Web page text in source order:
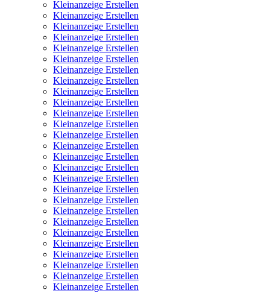
Kleinanzeige Erstellen
Kleinanzeige Erstellen
Kleinanzeige Erstellen
Kleinanzeige Erstellen
Kleinanzeige Erstellen
Kleinanzeige Erstellen
Kleinanzeige Erstellen
Kleinanzeige Erstellen
Kleinanzeige Erstellen
Kleinanzeige Erstellen
Kleinanzeige Erstellen
Kleinanzeige Erstellen
Kleinanzeige Erstellen
Kleinanzeige Erstellen
Kleinanzeige Erstellen
Kleinanzeige Erstellen
Kleinanzeige Erstellen
Kleinanzeige Erstellen
Kleinanzeige Erstellen
Kleinanzeige Erstellen
Kleinanzeige Erstellen
Kleinanzeige Erstellen
Kleinanzeige Erstellen
Kleinanzeige Erstellen
Kleinanzeige Erstellen
Kleinanzeige Erstellen
Kleinanzeige Erstellen